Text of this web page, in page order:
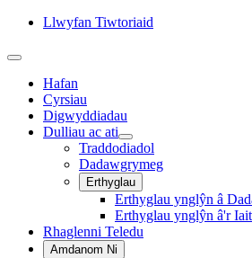
Llwyfan Tiwtoriaid
Hafan
Cyrsiau
Digwyddiadau
Dulliau ac ati
Traddodiadol
Dadawgrymeg
Erthyglau
Erthyglau ynglŷn â
Erthyglau ynglŷn â'r
Rhaglenni Teledu
Amdanom Ni